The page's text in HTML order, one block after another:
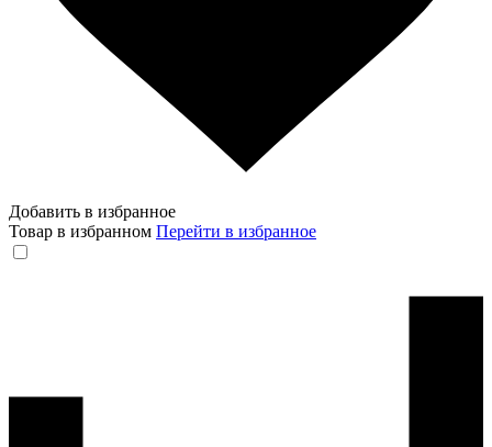
Добавить в избранное
Товар в избранном Перейти в избранное